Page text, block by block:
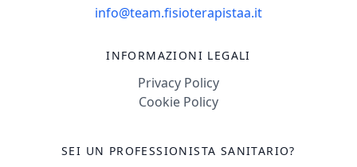
info@team.fisioterapistaa.it
INFORMAZIONI LEGALI
Privacy Policy
Cookie Policy
SEI UN PROFESSIONISTA SANITARIO?